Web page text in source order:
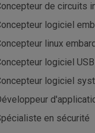
de circuits
logiciel
linux
logiciel USB
logiciel
en sécurité